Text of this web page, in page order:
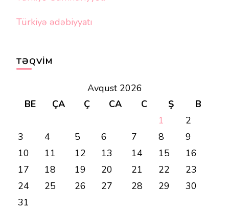
Türkiyə ədəbiyyatı
TƏQVIM
Avqust 2026
BE
ÇA Ç CA C Ş
B
1
2
3
4 5 6 7 8
9
10
11 12 13 14 15
16
17
18 19 20 21 22
23
24
25 26 27 28 29
30
31